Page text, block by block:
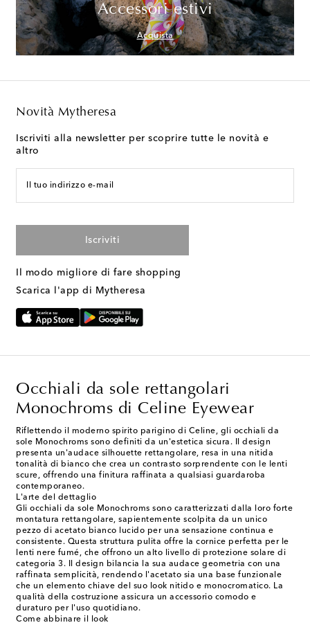
Accessori estivi
Acquista
Novità Mytheresa
Iscriviti alla newsletter per scoprire tutte le novità e
altro
Il tuo indirizzo e-mail
Iscriviti
Il modo migliore di fare shopping
Scarica l'app di Mytheresa
Occhiali da sole rettangolari
Monochroms di Celine Eyewear
Riflettendo il moderno spirito parigino di Celine, gli occhiali da
sole Monochroms sono definiti da un'estetica sicura. Il design
presenta un'audace silhouette rettangolare, resa in una nitida
tonalità di bianco che crea un contrasto sorprendente con le lenti
scure, offrendo una finitura raffinata a qualsiasi guardaroba
contemporaneo.
L'arte del dettaglio
Gli occhiali da sole Monochroms sono caratterizzati dalla loro forte
montatura rettangolare, sapientemente scolpita da un unico
pezzo di acetato bianco lucido per una sensazione continua e
consistente. Questa struttura pulita offre la cornice perfetta per le
lenti nere fumé, che offrono un alto livello di protezione solare di
categoria 3. Il design bilancia la sua audace geometria con una
raffinata semplicità, rendendo l'acetato sia una base funzionale
che un elemento chiave del suo look nitido e monocromatico. La
qualità della costruzione assicura un accessorio comodo e
duraturo per l'uso quotidiano.
Come abbinare il look